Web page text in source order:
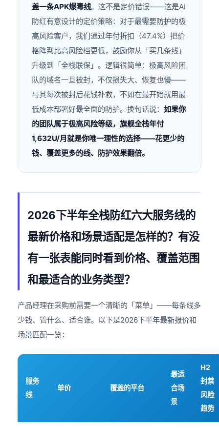
盖一条APK爆毒线。这不是定价错误——这是Ai
防红有意设计的定价策略：对于最需要防护的极
高风险客户，我们通过年付折扣（47.4%）把价
格降到比高风险档更低，鼓励你从「买几条线」
升级到「全栈联保」。逻辑很简单：极高风险团
队的域名一旦被封，不仅损失大、恢复也慢——
与其每次被封后花钱补救，不如在最开始就用最
低成本部署好最全面的防护。换句话说：如果你
的团队属于极高风险等级，旗舰全栈年付
1,632U/月就是你唯一理性的选择——花更少的
钱、覆盖更多的线、防护效果翻倍。
2026下半年全栈防红六大服务线的
最新价格和场景适配是怎样的？有没
有一张表能同时看到价格、覆盖范围
和最适合的业务类型？
产品经理在采购前需要一个清晰的「菜单」——每条线多
少钱、管什么、适合谁。以下是2026下半年最新报价和
场景匹配一览：
服务
线
单价 覆盖的平台
最适
合场
景
H2
封禁
风险
趋势